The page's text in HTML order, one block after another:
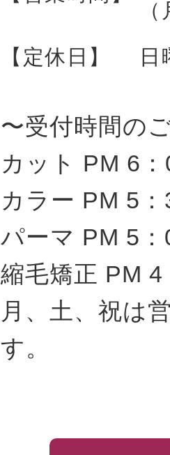
【定休日】
〜受付時間の
カット PM 6
カラー PM 5
パーマ PM 5
縮毛矯正 PM
月、土、祝は
す。